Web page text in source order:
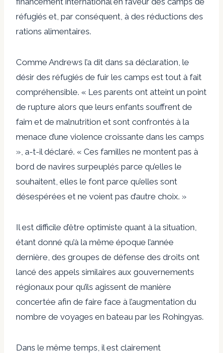
réfugiés et, par conséquent, à des réductions des
rations alimentaires.
Comme Andrews l’a dit dans sa déclaration, le
désir des réfugiés de fuir les camps est tout à fait
compréhensible. « Les parents ont atteint un point
de rupture alors que leurs enfants souffrent de
faim et de malnutrition et sont confrontés à la
menace d’une violence croissante dans les camps
», a-t-il déclaré. « Ces familles ne montent pas à
bord de navires surpeuplés parce qu’elles le
souhaitent, elles le font parce qu’elles sont
désespérées et ne voient pas d’autre choix. »
Il est difficile d’être optimiste quant à la situation,
étant donné qu’à la même époque l’année
dernière, des groupes de défense des droits ont
lancé des appels similaires aux gouvernements
régionaux pour qu’ils agissent de manière
concertée afin de faire face à l’augmentation du
nombre de voyages en bateau par les Rohingyas.
Dans le même temps, il est clairement